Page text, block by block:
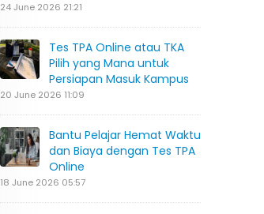
24 June 2026 21:21
Tes TPA Online atau TKA
Pilih yang Mana untuk
Persiapan Masuk Kampus
20 June 2026 11:09
Bantu Pelajar Hemat Waktu
dan Biaya dengan Tes TPA
Online
18 June 2026 05:57